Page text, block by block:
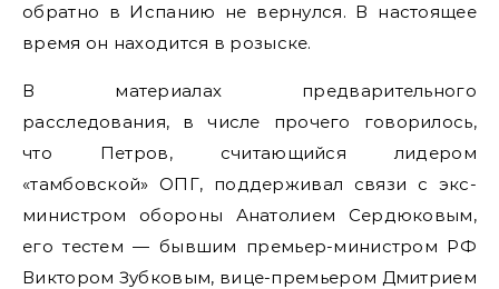
обратно в Испанию не вернулся. В настоящее
время он находится в розыске.
В материалах предварительного
расследования, в числе прочего говорилось,
что Петров, считающийся лидером
«тамбовской» ОПГ, поддерживал связи с экс-
министром обороны Анатолием Сердюковым,
его тестем — бывшим премьер-министром РФ
Виктором Зубковым, вице-премьером Дмитрием